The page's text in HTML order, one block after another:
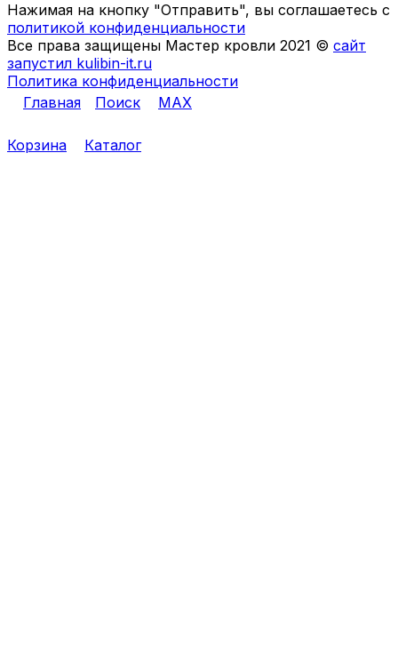
Нажимая на кнопку "Отправить", вы соглашаетесь с
политикой конфиденциальности
Все права защищены Мастер кровли 2021 © сайт
запустил kulibin-it.ru
Политика конфиденциальности
Главная
Поиск MAX
Корзина Каталог